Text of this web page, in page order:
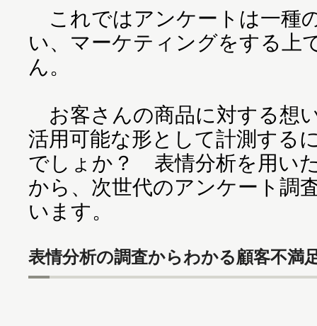
これではアンケートは一種
い、マーケティングをする上
ん。
お客さんの商品に対する想
活用可能な形として計測する
でしょか？ 表情分析を用い
から、次世代のアンケート調
います。
表情分析の調査からわかる顧客不満